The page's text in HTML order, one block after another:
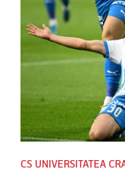
CS UNIVERSITATEA